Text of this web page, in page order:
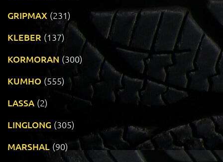
GRIPMAX (231)
KLEBER (137)
KORMORAN (300)
KUMHO (555)
LASSA (2)
LINGLONG (305)
MARSHAL (90)